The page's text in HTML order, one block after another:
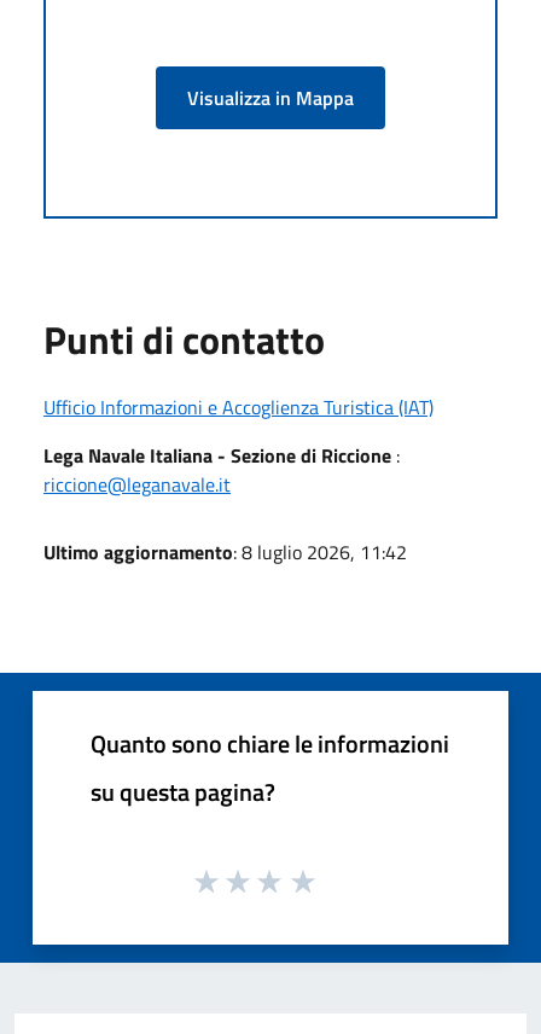
Visualizza in Mappa
Punti di contatto
Ufficio Informazioni e Accoglienza Turistica (IAT)
Lega Navale Italiana - Sezione di Riccione :
riccione@leganavale.it
Ultimo aggiornamento: 8 luglio 2026, 11:42
Quanto sono chiare le informazioni
su questa pagina?